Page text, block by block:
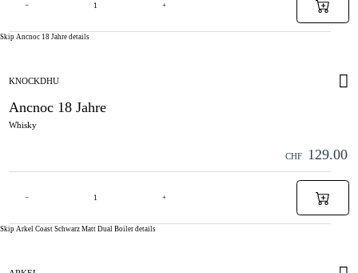
− +
Skip Ancnoc 18 Jahre details
KNOCKDHU
Ancnoc 18 Jahre
Whisky
CHF 129.00
− +
Skip Arkel Coast Schwarz Matt Dual Boiler details